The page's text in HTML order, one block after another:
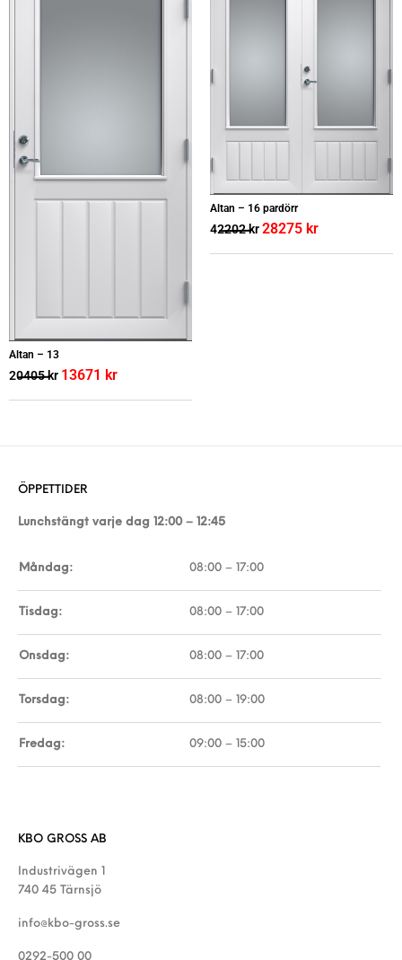
Altan – 13
20405kr 13671 kr
Altan – 16 pardörr
42202kr28275 kr
ÖPPETTIDER
Lunchstängt varje dag 12:00 – 12:45
Måndag: 08:00 – 17:00
Tisdag: 08:00 – 17:00
Onsdag: 08:00 – 17:00
Torsdag: 08:00 – 19:00
Fredag: 09:00 – 15:00
KBO GROSS AB
Industrivägen 1
740 45 Tärnsjö
info@kbo-gross.se
0292-500 00